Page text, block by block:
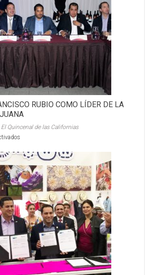
RUBIO COMO LÍDER DE LA
El Quincenal de las Californias
en
A
FRANCISCO
RUBIO
COMO
LÍDER
DE
LA
CANACINTRA
TIJUANA